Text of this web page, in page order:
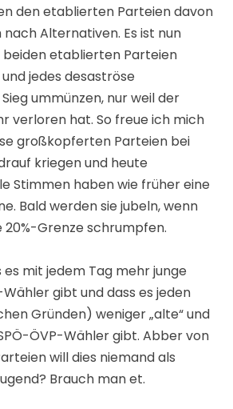
den etablierten Parteien davon
Alternativen. Es ist nun
beiden etablierten Parteien
jedes desaströse
ummünzen, nur weil der
verloren hat. So freue ich mich
großkopferten Parteien bei
kriegen und heute
Stimmen haben wie früher eine
Bald werden sie jubeln, wenn
Grenze schrumpfen.
es mit jedem Tag mehr junge
Wähler gibt und dass es jeden
Gründen) weniger „alte“ und
ÖVP-Wähler gibt. Abber von
will dies niemand als
Brauch man et.